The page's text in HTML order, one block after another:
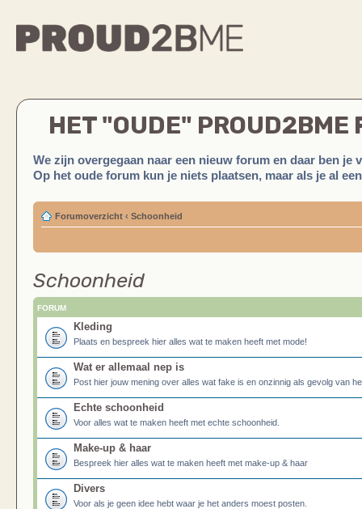
HET "OUDE" PROUD2BME
We zijn overgegaan naar een nieuw forum en daar ben je
Op het oude forum kun je niets plaatsen, maar als je al
Forumoverzicht ‹ Schoonheid
Schoonheid
FORUM
Kleding
Plaats en bespreek hier alles wat te maken heeft met mode!
Wat er allemaal nep is
Post hier jouw mening over alles wat fake is en onzinnig als gevolg van
Echte schoonheid
Voor alles wat te maken heeft met echte schoonheid.
Make-up & haar
Bespreek hier alles wat te maken heeft met make-up & haar
Divers
Voor als je geen idee hebt waar je het anders moest posten.